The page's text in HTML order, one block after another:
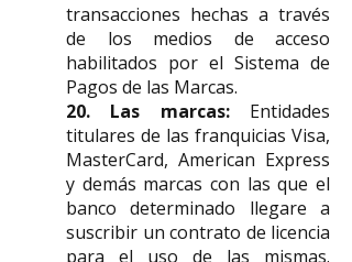
transacciones hechas a través
de los medios de acceso
habilitados por el Sistema de
Pagos de las Marcas.
20. Las marcas:Entidades
titulares de las franquicias Visa,
MasterCard, American Express
y demás marcas con las que el
banco determinado llegare a
suscribir un contrato de licencia
para el uso de las mismas.